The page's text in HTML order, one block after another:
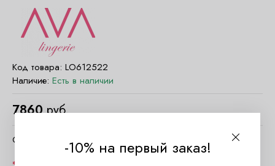
Код товара: LO612522
Наличие: Есть в наличии
7860руб.
Очистить параметры-10% на первый заказ!